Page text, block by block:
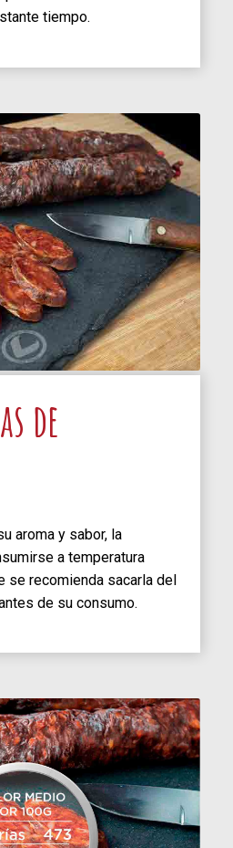
tiempo.
de
aroma y sabor, la
a temperatura
se recomienda sacarla del
de su consumo.